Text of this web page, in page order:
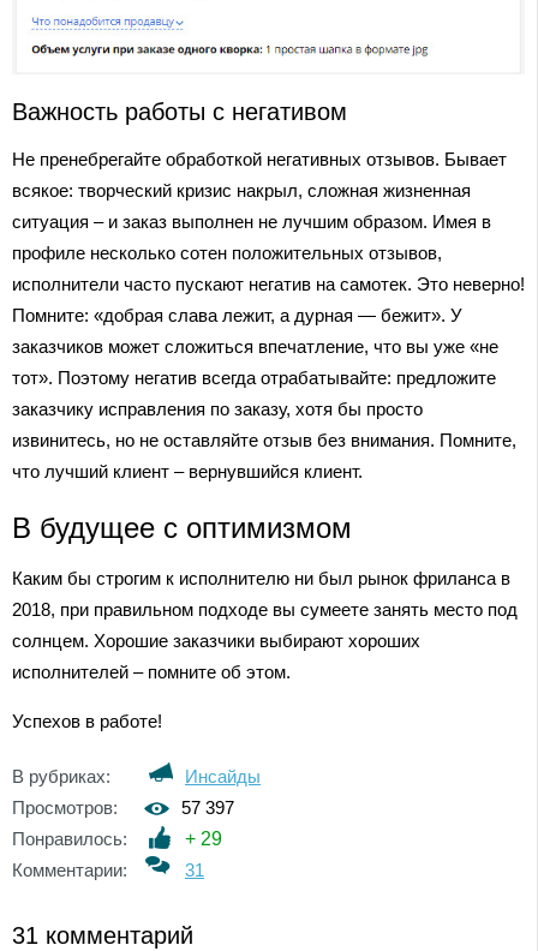
Важность работы с негативом
Не пренебрегайте обработкой негативных отзывов. Бывает
всякое: творческий кризис накрыл, сложная жизненная
ситуация – и заказ выполнен не лучшим образом. Имея в
профиле несколько сотен положительных отзывов,
исполнители часто пускают негатив на самотек. Это неверно!
Помните: «добрая слава лежит, а дурная — бежит». У
заказчиков может сложиться впечатление, что вы уже «не
тот». Поэтому негатив всегда отрабатывайте: предложите
заказчику исправления по заказу, хотя бы просто
извинитесь, но не оставляйте отзыв без внимания. Помните,
что лучший клиент – вернувшийся клиент.
В будущее с оптимизмом
Каким бы строгим к исполнителю ни был рынок фриланса в
2018, при правильном подходе вы сумеете занять место под
солнцем. Хорошие заказчики выбирают хороших
исполнителей – помните об этом.
Успехов в работе!
В рубриках:
Инсайды
Просмотров:
57 397
Понравилось:
+ 29
Комментарии:
31
31 комментарий